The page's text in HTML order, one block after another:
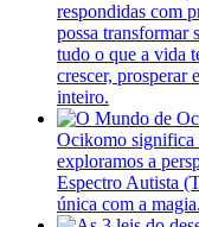
respondidas com
possa transformar
tudo o que a vida
crescer, prosperar
inteiro.
Ocikomo significa
exploramos a
Espectro Autista
única com a magia.